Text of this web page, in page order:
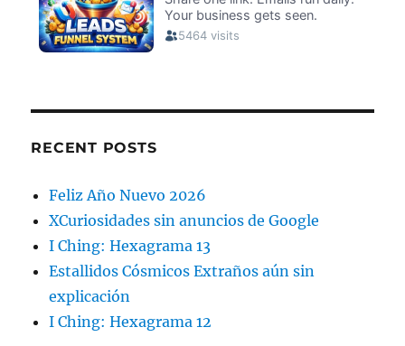
RECENT POSTS
Feliz Año Nuevo 2026
XCuriosidades sin anuncios de Google
I Ching: Hexagrama 13
Estallidos Cósmicos Extraños aún sin
explicación
I Ching: Hexagrama 12